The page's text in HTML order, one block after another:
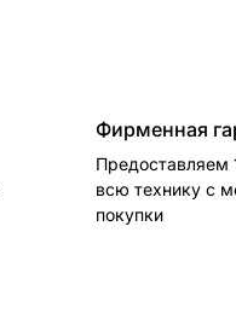
Фирменная
Предоставляем
всю технику с
покупки